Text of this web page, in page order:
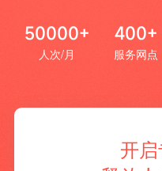
50000+
人次/月
400+
服务网点
开